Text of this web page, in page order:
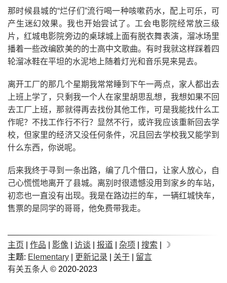
那时候县城的“烂仔们”流行喝一种咳嗽药水，配上可乐，可
产生迷幻效果。我也开始尝试了。工会电影院经常放三级
片，红城电影院旁边的桌球城上面有脱衣舞表演，溜冰场里
播着一些改编欧美的的士高中文歌曲。有时我就这样踩着四
轮溜冰鞋在平坦的水泥地上随着灯光和音乐晃来晃去。
离开工厂的那几个星期我常常睡到下午一两点，家人都出去
上班上学了，只剩我一个人在家里胡思乱想，我想如果不回
去工厂上班，那就得再去找份其他工作，可是我能找什么工
作呢？不找工作行不行？显然不行，或许我应该重新回去学
校，但家里的经济又没任何条件，况且回去学校我又能学到
什么东西，你说呢。
后来我终于寻到一条出路，编了几个借口，让家人放心，自
己心慌慌地离开了县城。离别时很遗憾没用到家乡的车站，
初恋也一直没有出现。我是在路边拦的车，一辆红城快车，
售票的是同学的哥哥，他免费带我走。
主页 作品 影像 访谈 报道 杂项 搜索
☽
主题: Elementary 更新记录 关于
留言
有关五条人 © 2020-2023